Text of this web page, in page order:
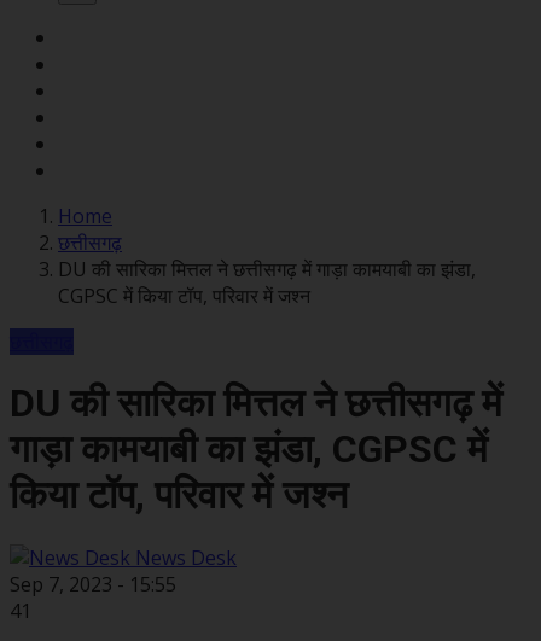
Home
छत्तीसगढ़
DU की सारिका मित्तल ने छत्तीसगढ़ में गाड़ा कामयाबी का झंडा,
CGPSC में किया टॉप, परिवार में जश्न
DU की सारिका मित्तल ने छत्तीसगढ़ में
गाड़ा कामयाबी का झंडा, CGPSC में
किया टॉप, परिवार में जश्न
News Desk
Sep 7, 2023 - 15:55
41